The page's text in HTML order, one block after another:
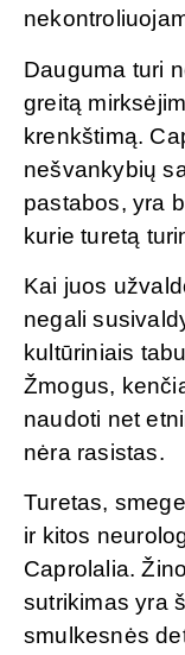
Dauguma turi
greitą
krenkštimą.
nešvankybių
pastabos, yra
kurie turetą
Kai juos
negali
kultūriniais
Žmogus,
naudoti net
nėra rasistas.
Turetas,
ir kitos
Caprolalia.
sutrikimas yra
smulkesnės